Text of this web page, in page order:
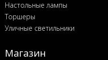
Настольные лампы
Торшеры
Уличные светильники
Магазин